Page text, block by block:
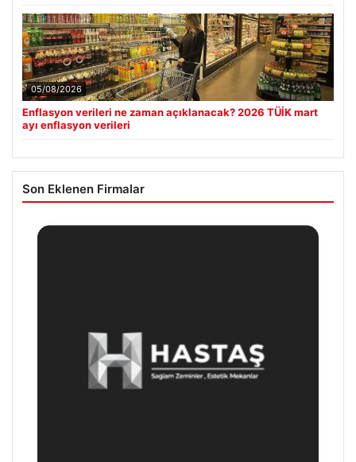
05/08/2026
Enflasyon verileri ne zaman açıklanacak? 2026 TÜİK mart
ayı enflasyon verileri
Son Eklenen Firmalar